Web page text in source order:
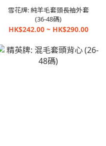
雪花牌: 純羊毛套頭長袖外套
(36-48碼)
HK$242.00 ~ HK$290.00